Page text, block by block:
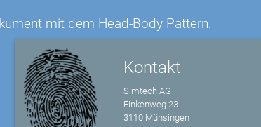
mit dem Head-Body Pattern.
Kontakt
Simtech AG
Finkenweg 23
3110 Münsingen